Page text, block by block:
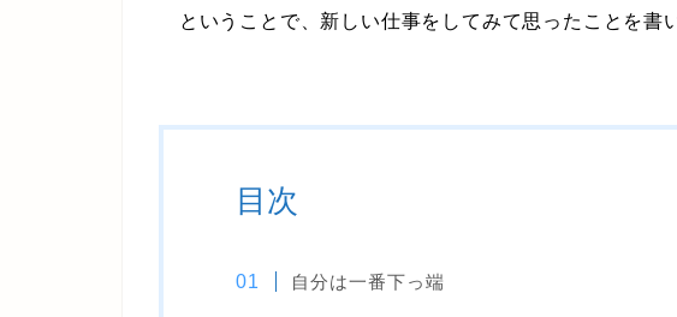
ということで、新しい仕事をしてみて思ったことを書
目次
自分は一番下っ端